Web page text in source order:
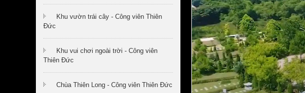
Khu vườn trái cây - Công viên Thiên
Đức
Khu vui chơi ngoài trời - Công viên
Thiên Đức
Chùa Thiên Long - Công viên Thiên Đức